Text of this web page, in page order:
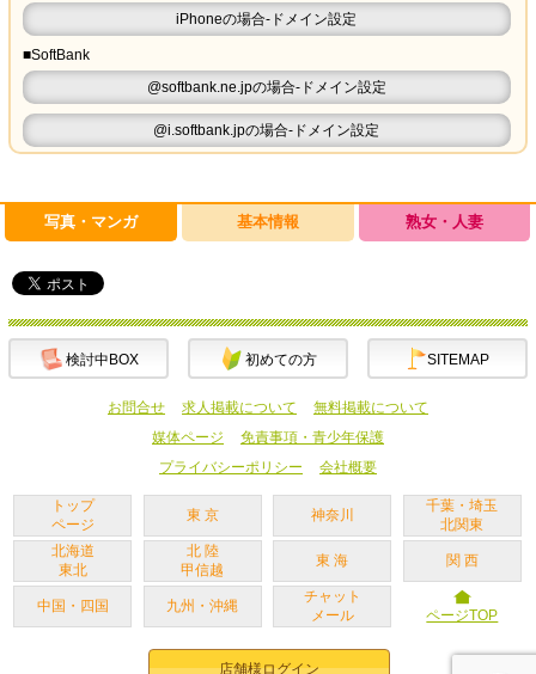
iPhoneの場合-ドメイン設定
■SoftBank
@softbank.ne.jpの場合-ドメイン設定
@i.softbank.jpの場合-ドメイン設定
写真・マンガ 基本情報 熟女・人妻
検討中BOX 初めての方 SITEMAP
お問合せ 求人掲載について
無料掲載について
媒体ページ
免責事項・青少年保護
プライバシーポリシー
会社概要
トップ
ページ
東 京 神奈川
千葉・埼玉
北関東
北海道
東北
北 陸
甲信越
東 海 関 西
中国・四国 九州・沖縄
チャット
メール
ページTOP
店舗様ログイン